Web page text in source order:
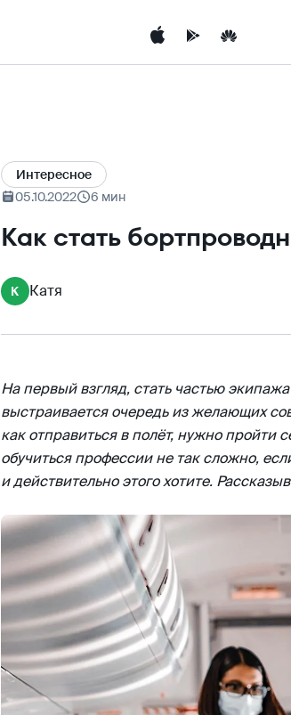
Интересное
05.10.2022
6 мин
Как стать
К Катя
На первый взгляд, стать частью
выстраивается очередь из желающих
как отправиться в полёт, нужно
обучиться профессии не так сложно,
и действительно этого хотите.